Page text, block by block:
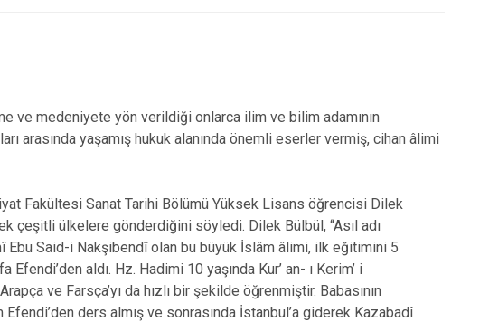
Ereğli
Güneysınır
Halkapınar
Hüyük
Ilgın
Kadınhanı
Sarayönü
Selçuklu
Taşkent
Tuzlukçu
Yalıhüyük
Yunak
ve medeniyete yön verildiği onlarca ilim ve bilim adamının
arasında yaşamış hukuk alanında önemli eserler vermiş, cihan âlimi
Fakültesi Sanat Tarihi Bölümü Yüksek Lisans öğrencisi Dilek
çeşitli ülkelere gönderdiğini söyledi. Dilek Bülbül, “Asıl adı
Said-i Nakşibendî olan bu büyük İslâm âlimi, ilk eğitimini 5
aldı. Hz. Hadimi 10 yaşında Kur’ an- ı Kerim’ i
ve Farsça’yı da hızlı bir şekilde öğrenmiştir. Babasının
ders almış ve sonrasında İstanbul’a giderek Kazabadî